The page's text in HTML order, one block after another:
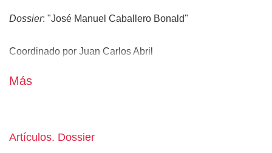
Dossier: "José Manuel Caballero Bonald"
Coordinado por Juan Carlos Abril
Más
Artículos. Dossier